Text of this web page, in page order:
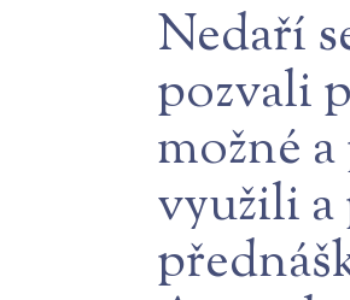
Nedaří
pozvali
možné
využili a